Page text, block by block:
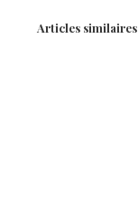
Articles similaires